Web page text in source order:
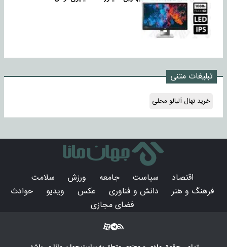
تبلیغات متنی
خرید نهال آلبالو محلی
اقتصاد سیاست جامعه ورزش
سلامت
فرهنگ و هنر
دانش و فناوری عکس ویدیو
حوادث
فضای مجازی